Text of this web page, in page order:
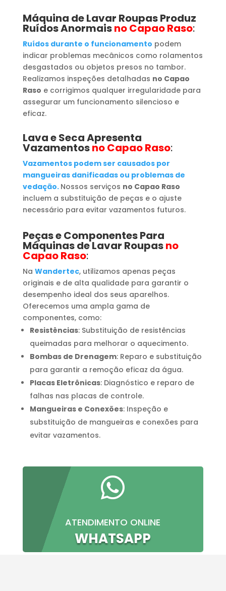
Máquina de Lavar RoupasProduz
Ruídos Anormaisno Capao Raso:
Ruídos durante o funcionamento podem
indicar problemas mecânicos como rolamentos
desgastados ou objetos presos no tambor.
Realizamos inspeções detalhadas no Capao
Raso e corrigimos qualquer irregularidade para
assegurar um funcionamento silencioso e
eficaz.
Lava e Seca Apresenta
Vazamentosno Capao Raso:
Vazamentos podem ser causados por
mangueiras danificadas ou problemas de
vedação. Nossos serviços no Capao Raso
incluem a substituição de peças e o ajuste
necessário para evitar vazamentos futuros.
Peças e Componentes Para
Máquinas de Lavar Roupasno
Capao Raso:
Na Wandertec, utilizamos apenas peças
originais e de alta qualidade para garantir o
desempenho ideal dos seus aparelhos.
Oferecemos uma ampla gama de
componentes, como:
Resistências: Substituição de resistências
queimadas para melhorar o aquecimento.
Bombas de Drenagem: Reparo e substituição
para garantir a remoção eficaz da água.
Placas Eletrônicas: Diagnóstico e reparo de
falhas nas placas de controle.
Mangueiras e Conexões: Inspeção e
substituição de mangueiras e conexões para
evitar vazamentos.

ATENDIMENTO ONLINE
WHATSAPP